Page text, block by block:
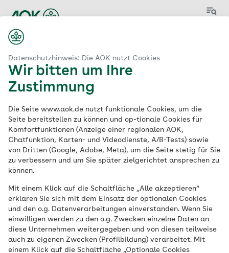
Datenschutzhinweis: Die AOK nutzt Cookies
Wir bitten um Ihre
Zustimmung
Die Seite www.aok.de nutzt funktionale Cookies, um die
Seite bereitstellen zu können und op-tionale Cookies für
Komfortfunktionen (Anzeige einer regionalen AOK,
Chatfunktion, Karten- und Videodienste, A/B-Tests) sowie
von Dritten (Google, Adobe, Meta), um die Seite stetig für Sie
zu verbessern und um Sie später zielgerichtet ansprechen zu
können.
Mit einem Klick auf die Schaltfläche „Alle akzeptieren“
erklären Sie sich mit dem Einsatz der optionalen Cookies
und den o.g. Datenverarbeitungen einverstanden. Wenn Sie
einwilligen werden zu den o.g. Zwecken einzelne Daten an
diese Unternehmen weitergegeben und von diesen teilweise
auch zu eigenen Zwecken (Profilbildung) verarbeitet. Mit
einem Klick auf die Schaltfläche „Optionale Cookies
Aktuelle
Stellenangeboteder
AOK
Ort